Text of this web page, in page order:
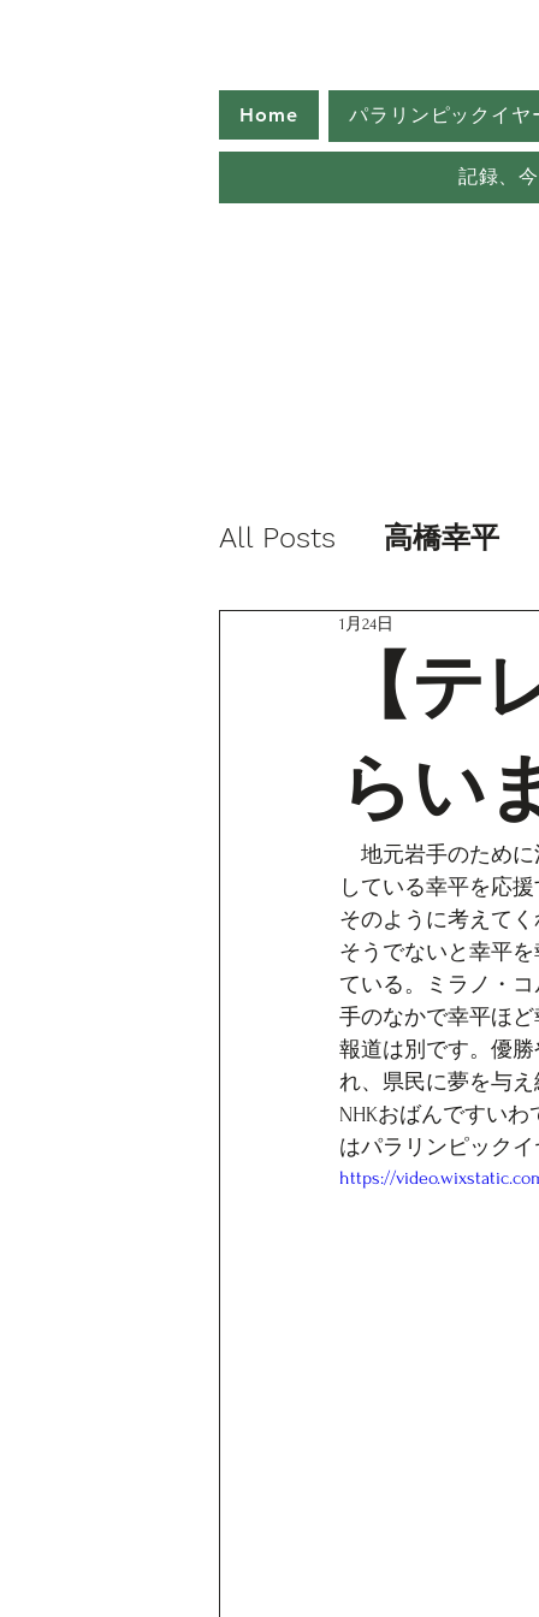
Home パラリンピックイ
記録、
All Posts 高橋幸平
【
らい
1月24日
地元岩手のために
している幸平を応
そのように考えて
そうでないと幸平
ている。ミラノ・
手のなかで幸平ほ
報道は別です。優
れ、県民に夢を与え
NHKおばんですい
はパラリンピック
https://